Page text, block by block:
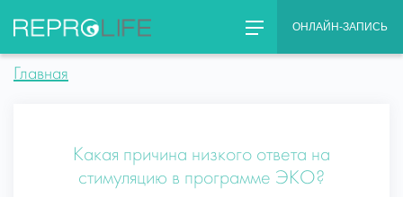
content
ОНЛАЙН-ЗАПИСЬ
Главная
Какая причина низкого ответа на
стимуляцию в программе ЭКО?